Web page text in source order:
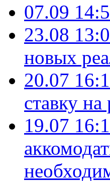
07.09
23.08
новых
20.07
ставку
19.07